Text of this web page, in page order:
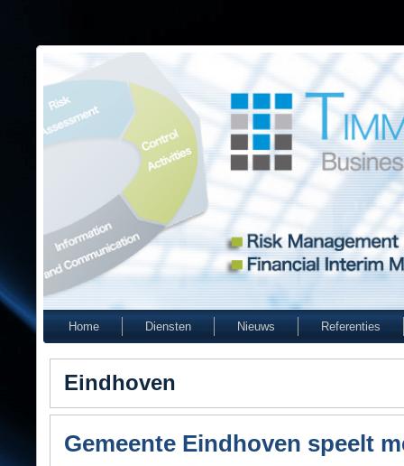
Home Diensten Nieuws Referenties
Eindhoven
Gemeente Eindhoven speelt